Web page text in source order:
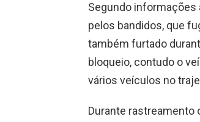
Segundo informações
pelos bandidos, que
também furtado
bloqueio, contudo o
vários veículos no
Durante rastreamento